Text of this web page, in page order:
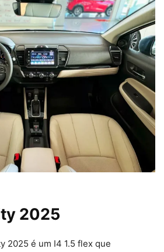
2025
2025 é um I4 1.5 flex que